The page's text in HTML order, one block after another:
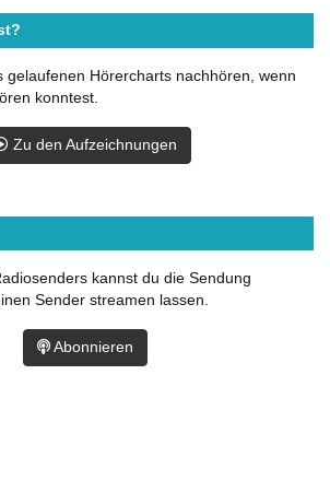
gelaufenen Hörercharts nachhören, wenn
konntest.
Zu den Aufzeichnungen
kannst du die Sendung
Sender streamen lassen.
Abonnieren